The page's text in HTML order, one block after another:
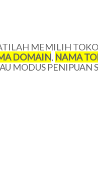
MEMILIH
DOMAIN, NAMA
MODUS PENIPUAN